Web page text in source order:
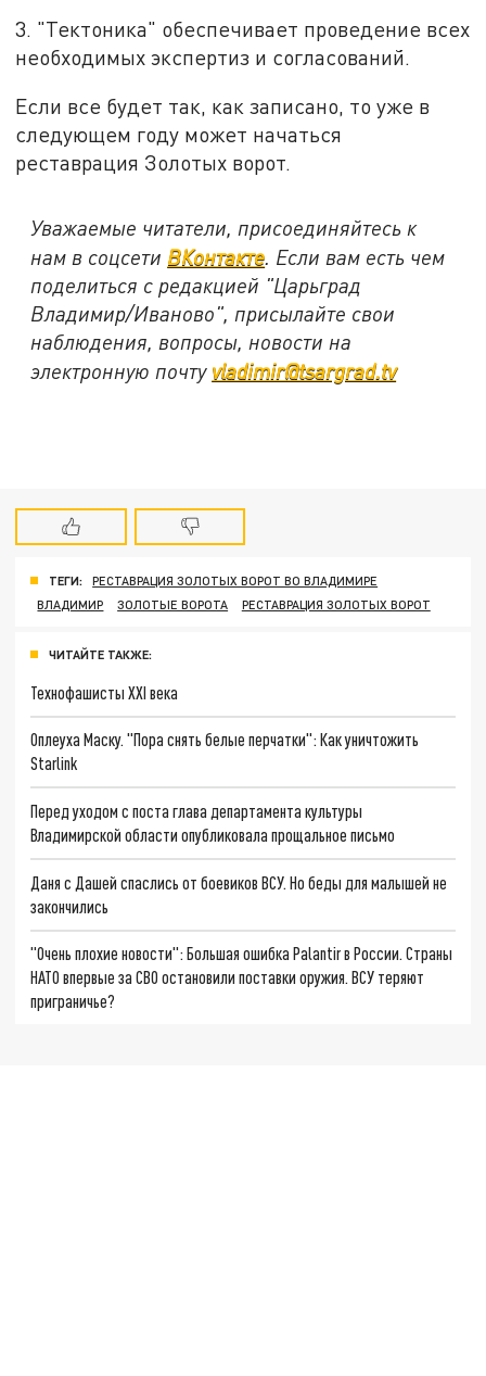
3. "Тектоника" обеспечивает проведение всех
необходимых экспертиз и согласований.
Если все будет так, как записано, то уже в
следующем году может начаться
реставрация Золотых ворот.
Уважаемые читатели, присоединяйтесь к
нам в соцсети ВКонтакте. Если вам есть чем
поделиться с редакцией "Царьград
Владимир/Иваново", присылайте свои
наблюдения, вопросы, новости на
электронную почту vladimir@tsargrad.tv
ТЕГИ:
РЕСТАВРАЦИЯ ЗОЛОТЫХ ВОРОТ ВО ВЛАДИМИРЕ
ВЛАДИМИР
ЗОЛОТЫЕ ВОРОТА РЕСТАВРАЦИЯ ЗОЛОТЫХ ВОРОТ
ЧИТАЙТЕ ТАКЖЕ:
Технофашисты XXI века
Оплеуха Маску. "Пора снять белые перчатки": Как уничтожить
Starlink
Перед уходом с поста глава департамента культуры
Владимирской области опубликовала прощальное письмо
Даня с Дашей спаслись от боевиков ВСУ. Но беды для малышей не
закончились
"Очень плохие новости": Большая ошибка Palantir в России. Страны
НАТО впервые за СВО остановили поставки оружия. ВСУ теряют
приграничье?